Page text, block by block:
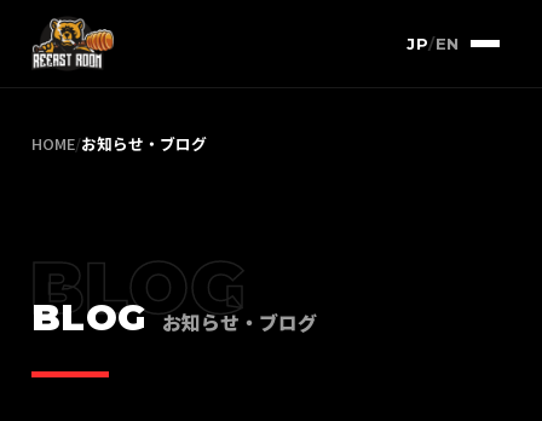
JP/EN
HOME/お知らせ・ブログ
BLOG
BLOG お知らせ・ブログ